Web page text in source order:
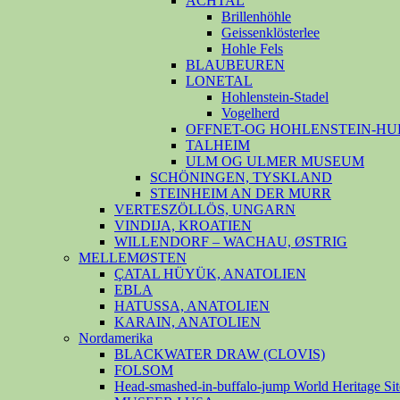
Brillenhöhle
Geissenklösterlee
Hohle Fels
BLAUBEUREN
LONETAL
Hohlenstein-Stadel
Vogelherd
OFFNET-OG HOHLENSTEIN-
TALHEIM
ULM OG ULMER MUSEUM
SCHÖNINGEN, TYSKLAND
STEINHEIM AN DER MURR
VERTESZÖLLÖS, UNGARN
VINDIJA, KROATIEN
WILLENDORF – WACHAU, ØSTRIG
MELLEMØSTEN
ÇATAL HÜYÜK, ANATOLIEN
EBLA
HATUSSA, ANATOLIEN
KARAIN, ANATOLIEN
Nordamerika
BLACKWATER DRAW (CLOVIS)
FOLSOM
Head-smashed-in-buffalo-jump World Heritage